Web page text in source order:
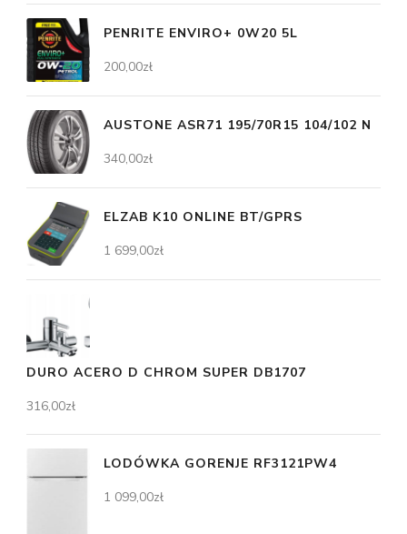
PENRITE ENVIRO+ 0W20 5L
200,00zł
AUSTONE ASR71 195/70R15 104/102 N
340,00zł
ELZAB K10 ONLINE BT/GPRS
1 699,00zł
DURO ACERO D CHROM SUPER DB1707
316,00zł
LODÓWKA GORENJE RF3121PW4
1 099,00zł